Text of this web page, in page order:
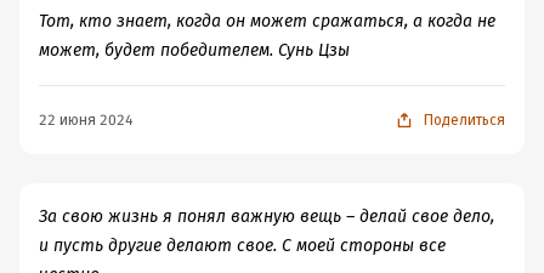
Тот, кто знает, когда он может сражаться, а когда не
может, будет победителем. Сунь Цзы
22 июня 2024 Поделиться
За свою жизнь я понял важную вещь – делай свое дело,
и пусть другие делают свое. С моей стороны все